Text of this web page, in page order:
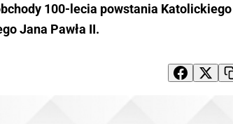
100-lecia powstania Katolickiego
Jana Pawła II.